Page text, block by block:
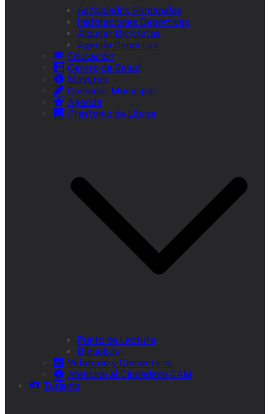
Actividades Semanales
Instalaciones Deportivas
Alquiler Bicicletas
Agenda Deportiva
Educación
Centro de Salud
Mayores
Comedor Municipal
Agenda
Préstamo de Libros
Punto de Lectura
Bibliobús
Velatorio y Cementerio
Atención al Ciudadano CAM
Turismo